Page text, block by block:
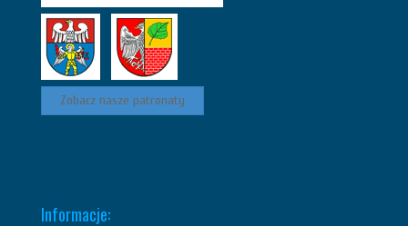
Zobacz nasze patronaty
Informacje: